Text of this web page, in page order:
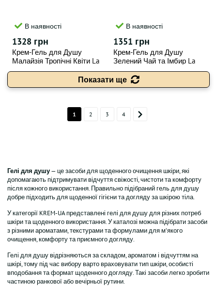
В наявності
1328 грн
Крем-Гель для Душу
Малайзія Тропічні Квіти La
Sultane de Saba Voyage
Malaisie Shower Cream
Champaka - Tropical Flowers
В наявності
1351 грн
Крем-Гель для Душу
Зелений Чай та Імбир La
Sultane de Saba Voyage
Darjeeling Shower Cream
Ginger Green Tea 200мл
Показати ще
1 2 3 4
Гелі для душу— це засоби для щоденного очищення шкіри, які
допомагають підтримувати відчуття свіжості, чистоти та комфорту
після кожного використання. Правильно підібраний гель для душу
добре підходить для щоденної гігієни та догляду за шкірою тіла.
У категорії KREM-UA представлені гелі для душу для різних потреб
шкіри та щоденного використання. У каталозі можна підібрати засоби
з різними ароматами, текстурами та формулами для м’якого
очищення, комфорту та приємного догляду.
Гелі для душу відрізняються за складом, ароматом і відчуттям на
шкірі, тому під час вибору варто враховувати тип шкіри, особисті
вподобання та формат щоденного догляду. Такі засоби легко зробити
частиною ранкової або вечірньої рутини.